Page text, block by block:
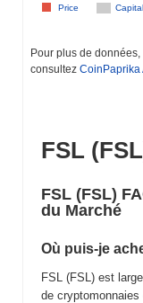
Price
Pour plus de données,
consultez CoinPaprika
FSL
FSL (FSL)
du Marché
Où puis-je
FSL (FSL) est
de